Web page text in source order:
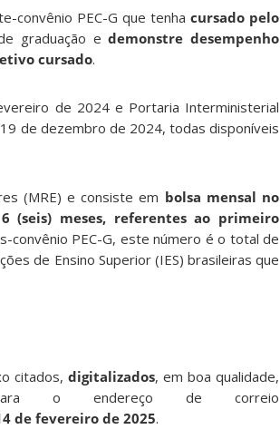
convênio PEC-G que tenha cursado pelo
graduação edemonstre desempenho
cursado.
de 2024 e Portaria Interministerial
de dezembro de 2024, todas disponíveis
(MRE) e consiste em bolsa mensal no
(seis) meses, referentes ao primeiro
convênio PEC-G, este número é o total de
de Ensino Superior (IES) brasileiras que
citados, digitalizados, em boa qualidade,
o endereço de correio
de fevereiro de 2025.